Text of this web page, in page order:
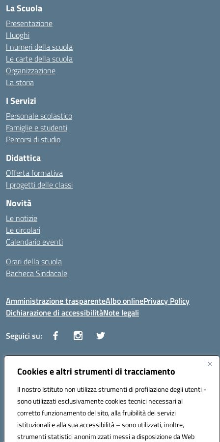
Cookies e altri strumenti di tracciamento
Il nostro Istituto non utilizza strumenti di profilazione degli utenti -
sono utilizzati esclusivamente cookies tecnici necessari al
corretto funzionamento del sito, alla fruibilità dei servizi
istituzionali e alla sua accessibilità – sono utilizzati, inoltre,
strumenti statistici anonimizzati messi a disposizione da Web
La Scuola
Presentazione
I luoghi
I numeri della scuola
Le carte della scuola
Organizzazione
La storia
I Servizi
Personale scolastico
Famiglie e studenti
Percorsi di studio
Didattica
Offerta formativa
I progetti delle classi
Novità
Le notizie
Le circolari
Calendario eventi
Orari della scuola
Bacheca Sindacale
Amministrazione trasparenteAlbo onlinePrivacy Policy
Dichiarazione di accessibilitàNote legali
Seguici su:
Indirizzo:Via Vaccari n.5 e Via Falcone n.20 - 91025 Marsala
Posta elettronica certificata (PEC):tppm03000q@pec.istruzione.it
Codice fiscale: 82004490817
Codice meccanografico: TPPM03000Q